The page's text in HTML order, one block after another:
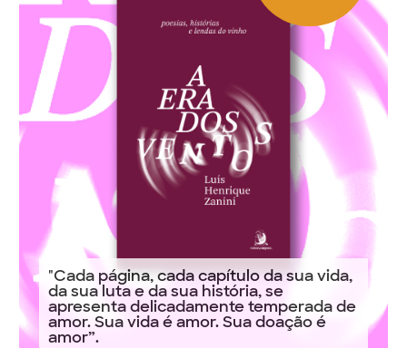
"Cada página, cada capítulo da sua vida,
da sua luta e da sua história, se
apresenta delicadamente temperada de
amor. Sua vida é amor. Sua doação é
amor”.